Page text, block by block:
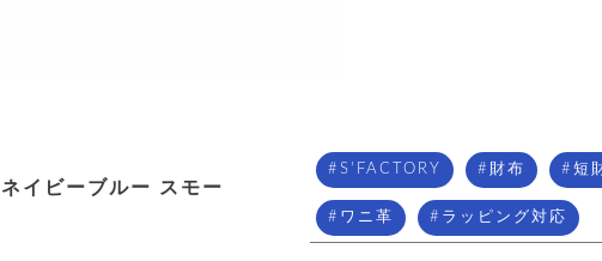
イビーブルー スモー
S'FACTORY 財布 短
ワニ革 ラッピング対応